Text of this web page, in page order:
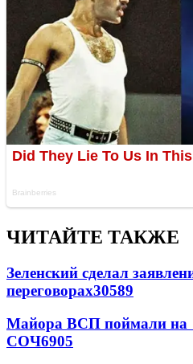
ЧИТАЙТЕ ТАКЖЕ
Зеленский сделал
переговорах30589
Майора ВСП поймали на
СОЧ6905